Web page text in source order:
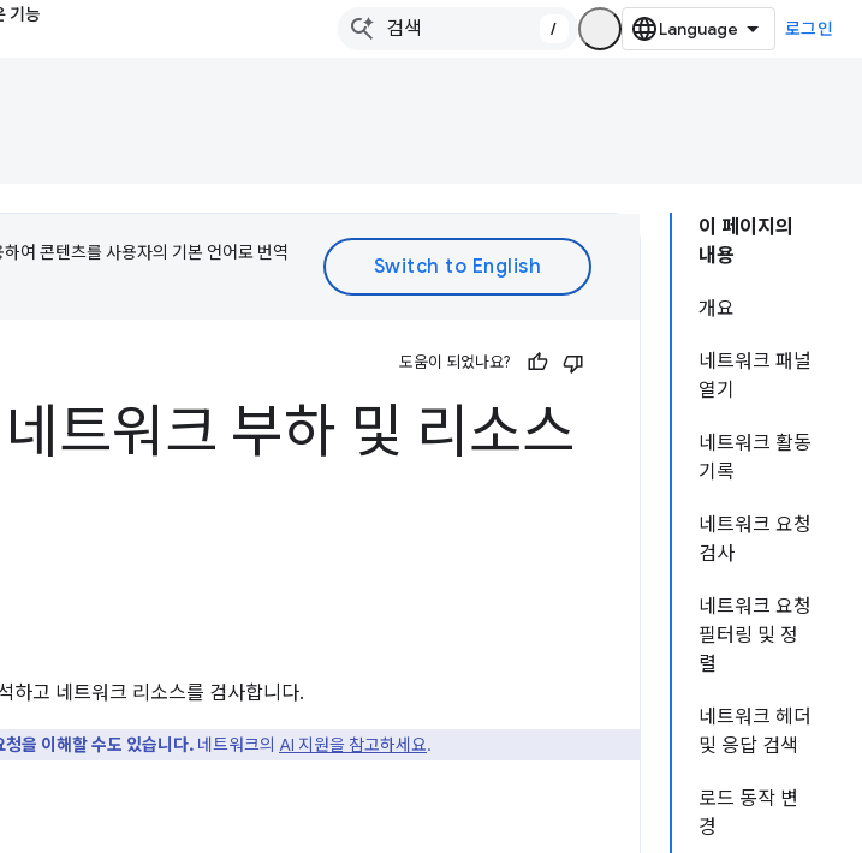
기능
/ 로그인
이 페이지의
내용
개요
네트워크 패널
열기
네트워크 활동
기록
네트워크 요청
검사
네트워크 요청
필터링 및 정
렬
네트워크 헤더
및 응답 검색
로드 동작 변
경
여 콘텐츠를 사용자의 기본 언어로 번역
도움이 되었나요?
트워크 부하 및 리소스
하고 네트워크 리소스를 검사합니다.
을 이해할 수도 있습니다. 네트워크의 AI 지원을 참고하세요.